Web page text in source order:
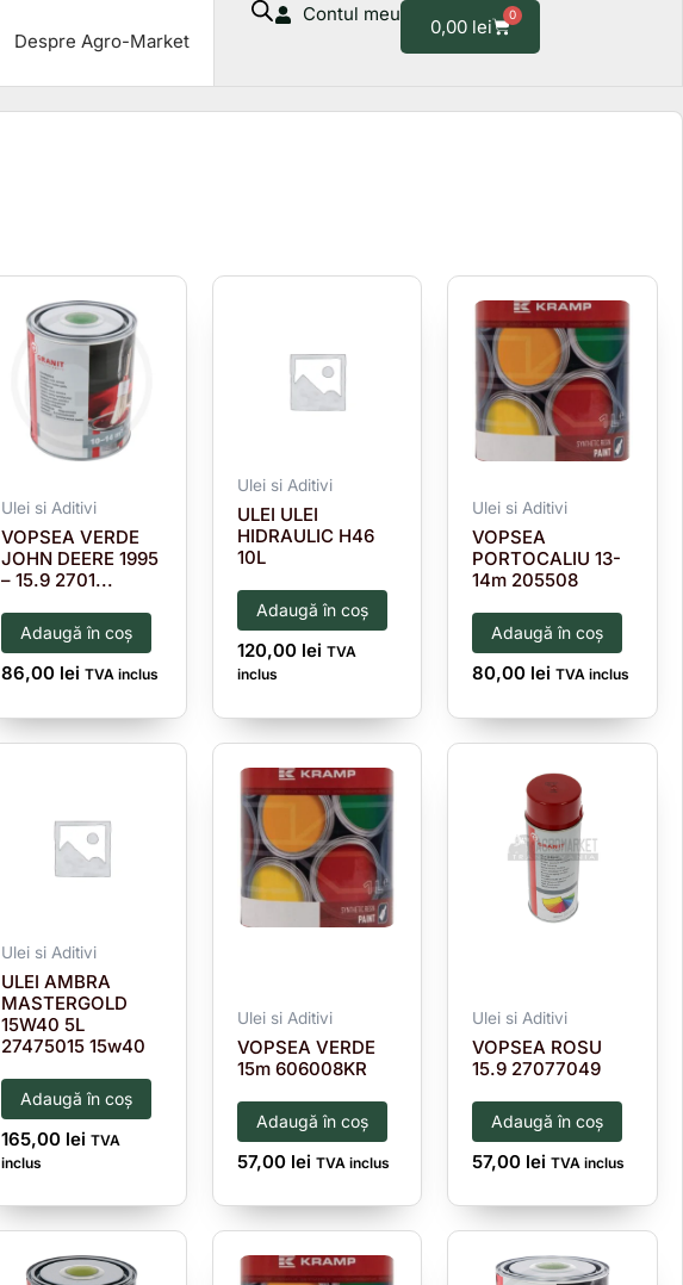
Despre Agro-Market
Contul meu
0,00 lei
0
Cart
Ulei si Aditivi
VOPSEA VERDE
JOHN DEERE 1995
– 15.9 2701...
Adaugă în coș
86,00 lei TVA inclus
Ulei si Aditivi
ULEI ULEI
HIDRAULIC H46
10L
Adaugă în coș
120,00 lei TVA
inclus
Ulei si Aditivi
VOPSEA
PORTOCALIU 13-
14m 205508
Adaugă în coș
80,00 lei TVA inclus
Ulei si Aditivi
ULEI AMBRA
MASTERGOLD
15W40 5L
27475015 15w40
Adaugă în coș
165,00 lei TVA
inclus
Ulei si Aditivi
VOPSEA VERDE
15m 606008KR
Adaugă în coș
57,00 lei TVA inclus
Ulei si Aditivi
VOPSEA ROSU
15.9 27077049
Adaugă în coș
57,00 lei TVA inclus